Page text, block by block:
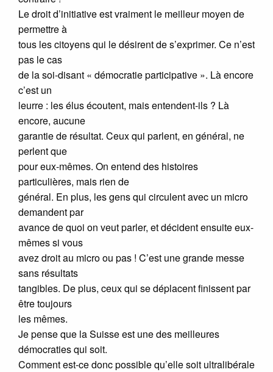
Le droit d’initiative est vraiment le meilleur moyen de
permettre à
tous les citoyens qui le désirent de s’exprimer. Ce n’est
pas le cas
de la soi-disant « démocratie participative ». Là encore
c’est un
leurre : les élus écoutent, mais entendent-ils ? Là
encore, aucune
garantie de résultat. Ceux qui parlent, en général, ne
perlent que
pour eux-mêmes. On entend des histoires
particulières, mais rien de
général. En plus, les gens qui circulent avec un micro
demandent par
avance de quoi on veut parler, et décident ensuite eux-
mêmes si vous
avez droit au micro ou pas ! C’est une grande messe
sans résultats
tangibles. De plus, ceux qui se déplacent finissent par
être toujours
les mêmes.
Je pense que la Suisse est une des meilleures
démocraties qui soit.
Comment est-ce donc possible qu’elle soit ultralibérale